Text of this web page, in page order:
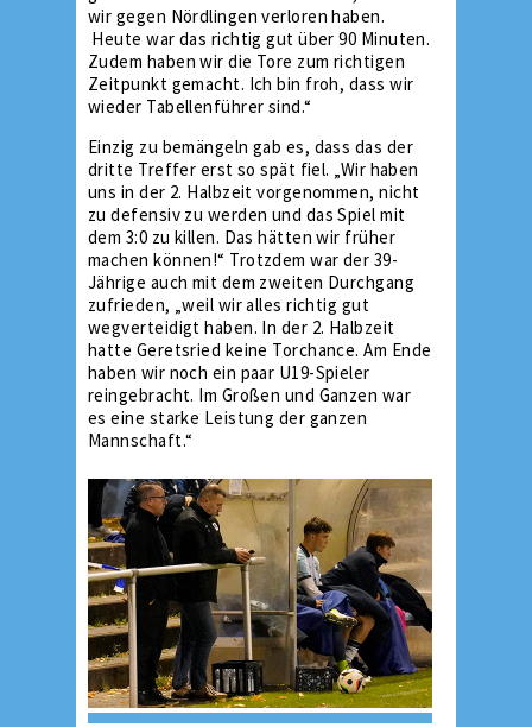
wir gegen Nördlingen verloren haben.
Heute war das richtig gut über 90 Minuten.
Zudem haben wir die Tore zum richtigen
Zeitpunkt gemacht. Ich bin froh, dass wir
wieder Tabellenführer sind.“
Einzig zu bemängeln gab es, dass das der
dritte Treffer erst so spät fiel. „Wir haben
uns in der 2. Halbzeit vorgenommen, nicht
zu defensiv zu werden und das Spiel mit
dem 3:0 zu killen. Das hätten wir früher
machen können!“ Trotzdem war der 39-
Jährige auch mit dem zweiten Durchgang
zufrieden, „weil wir alles richtig gut
wegverteidigt haben. In der 2. Halbzeit
hatte Geretsried keine Torchance. Am Ende
haben wir noch ein paar U19-Spieler
reingebracht. Im Großen und Ganzen war
es eine starke Leistung der ganzen
Mannschaft.“